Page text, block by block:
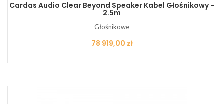
Cardas Audio Clear Beyond Speaker Kabel Głośnikowy -
2.5m
Głośnikowe
Cena
78 919,00 zł